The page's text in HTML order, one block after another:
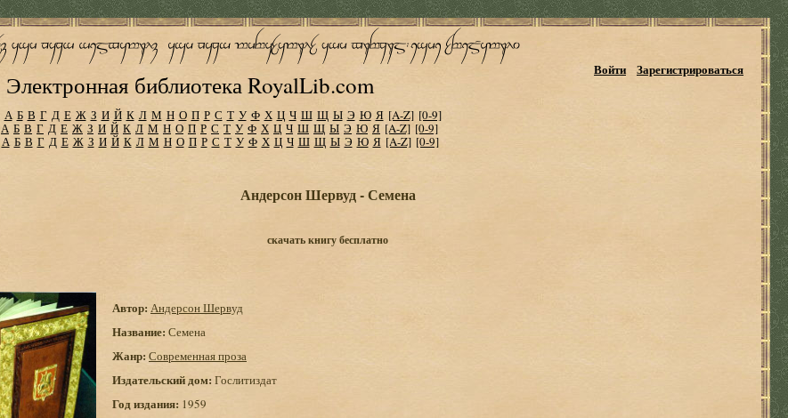
Электронная библиотека RoyalLib.com
Войти Зарегистрироваться
А Б В Г Д Е Ж З И Й К Л М Н О П Р С Т У Ф Х Ц Ч Ш Щ Ы Э Ю Я [A-Z] [0-9]
А Б В Г Д Е Ж З И Й К Л М Н О П Р С Т У Ф Х Ц Ч Ш Щ Ы Э Ю Я [A-Z] [0-9]
А Б В Г Д Е Ж З И Й К Л М Н О П Р С Т У Ф Х Ц Ч Ш Щ Ы Э Ю Я [A-Z] [0-9]
Андерсон Шервуд - Семена
скачать книгу бесплатно
Автор: Андерсон Шервуд
Название: Семена
Жанр: Современная проза
Издательский дом: Гослитиздат
Год издания: 1959